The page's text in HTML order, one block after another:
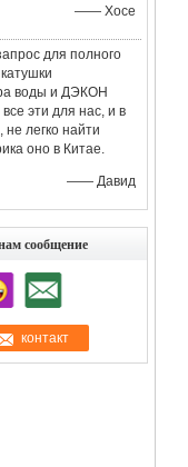
—— Хосе
для полного
воды и ДЭКОН
эти для нас, и в
легко найти
оно в Китае.
—— Давид
сообщение